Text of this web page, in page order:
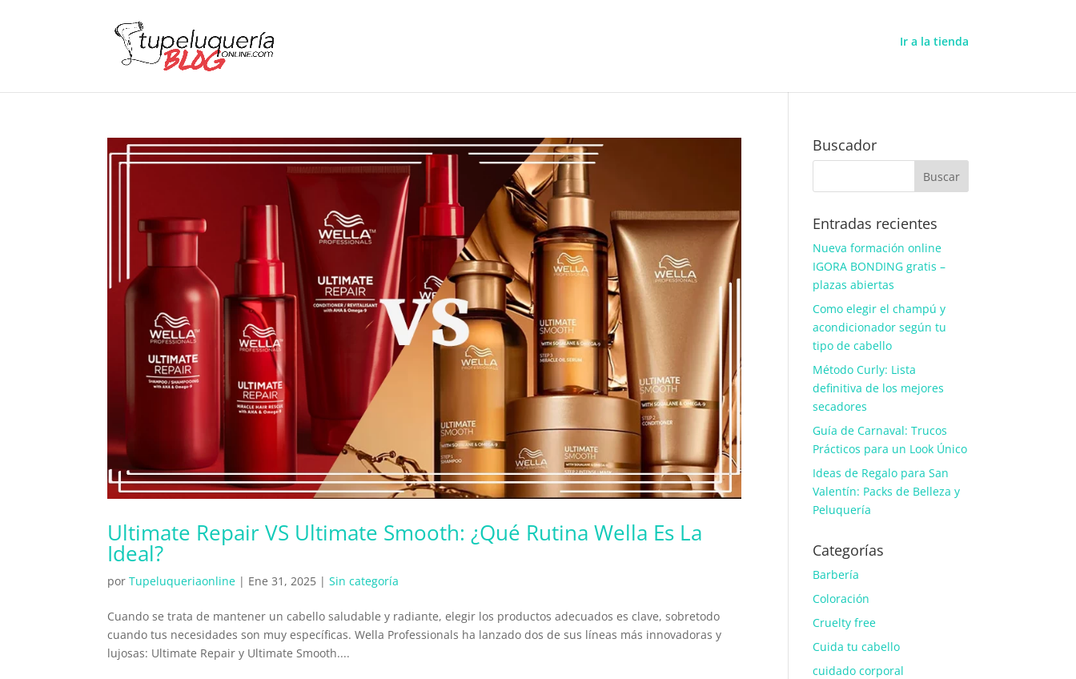
Ir a la tienda
Ultimate Repair VS Ultimate Smooth: ¿Qué Rutina Wella Es La
Ideal?
porTupeluqueriaonline | Ene 31, 2025 |Sin categoría
Cuando se trata de mantener un cabello saludable y radiante, elegir los productos adecuados es clave, sobretodo
cuando tus necesidades son muy específicas. Wella Professionals ha lanzado dos de sus líneas más innovadoras y
lujosas: Ultimate Repair y Ultimate Smooth....
Buscador
Entradas recientes
Nueva formación online
IGORA BONDING gratis –
plazas abiertas
Como elegir el champú y
acondicionador según tu
tipo de cabello
Método Curly: Lista
definitiva de los mejores
secadores
Guía de Carnaval: Trucos
Prácticos para un Look Único
Ideas de Regalo para San
Valentín: Packs de Belleza y
Peluquería
Categorías
Barbería
Coloración
Cruelty free
Cuida tu cabello
cuidado corporal